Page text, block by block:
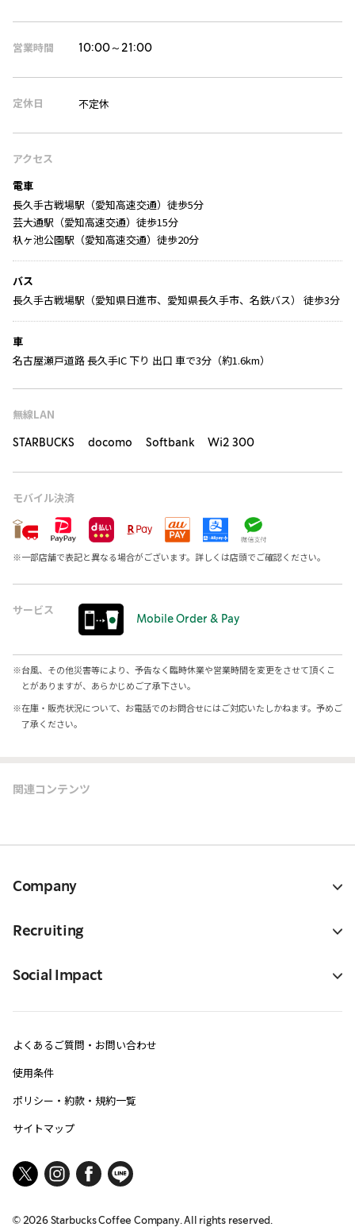
営業時間 10:00～21:00
定休日 不定休
アクセス
電車
長久手古戦場駅（愛知高速交通）徒歩5分
芸大通駅（愛知高速交通）徒歩15分
杁ヶ池公園駅（愛知高速交通）徒歩20分
バス
長久手古戦場駅（愛知県日進市、愛知県長久手市、名鉄バス） 徒歩3分
車
名古屋瀬戸道路 長久手IC 下り 出口 車で3分（約1.6km）
無線LAN
STARBUCKS docomo Softbank Wi2 300
モバイル決済
※一部店舗で表記と異なる場合がございます。詳しくは店頭でご確認ください。
サービス
Mobile Order & Pay
※台風、その他災害等により、予告なく臨時休業や営業時間を変更をさせて頂くこ
とがありますが、あらかじめご了承下さい。
※在庫・販売状況について、お電話でのお問合せにはご対応いたしかねます。予めご
了承ください。
関連コンテンツ
Company
Recruiting
Social Impact
よくあるご質問・お問い合わせ
使用条件
ポリシー・約款・規約一覧
サイトマップ
© 2026Starbucks Coffee Company. All rights reserved.